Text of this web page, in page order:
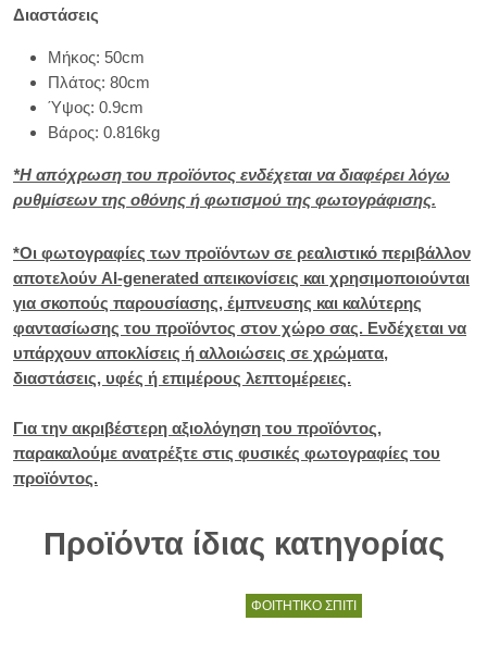
Διαστάσεις
Μήκος: 50cm
Πλάτος: 80cm
Ύψος: 0.9cm
Βάρος: 0.816kg
*Η απόχρωση του προϊόντος ενδέχεται να διαφέρει λόγω
ρυθμίσεων της οθόνης ή φωτισμού της φωτογράφισης.
*Οι φωτογραφίες των προϊόντων σε ρεαλιστικό περιβάλλον
αποτελούν AI-generated απεικονίσεις και χρησιμοποιούνται
για σκοπούς παρουσίασης, έμπνευσης και καλύτερης
φαντασίωσης του προϊόντος στον χώρο σας. Ενδέχεται να
υπάρχουν αποκλίσεις ή αλλοιώσεις σε χρώματα,
διαστάσεις, υφές ή επιμέρους λεπτομέρειες.
Για την ακριβέστερη αξιολόγηση του προϊόντος,
παρακαλούμε ανατρέξτε στις φυσικές φωτογραφίες του
προϊόντος.
Προϊόντα ίδιας κατηγορίας
ΦΟΙΤΗΤΙΚΟ ΣΠΙΤΙ